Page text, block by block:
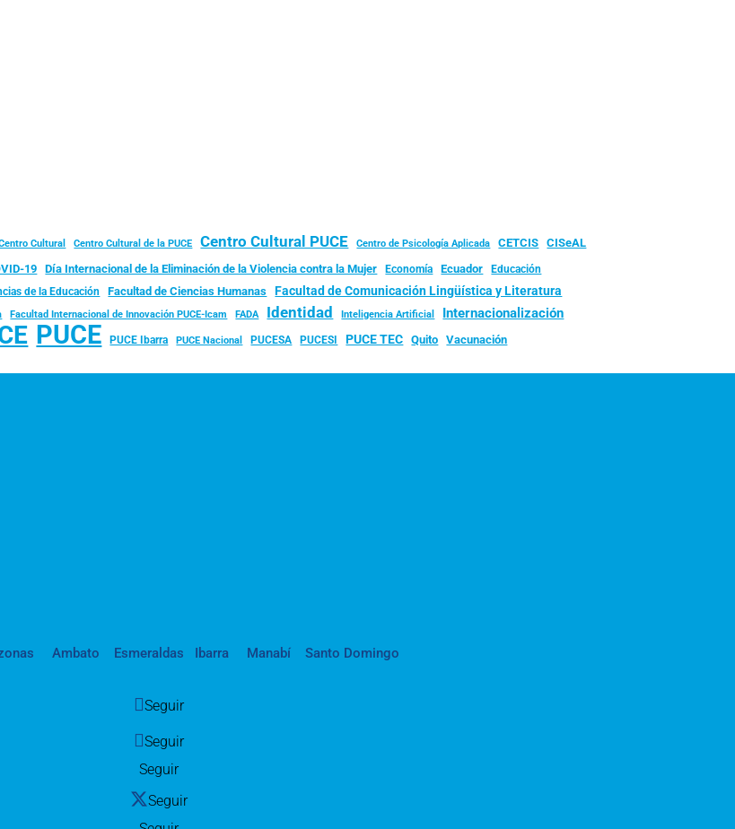
Cultural Centro Cultural de la PUCE Centro Cultural PUCE Centro de Psicología Aplicada CETCIS CISeAL
19 Día Internacional de la Eliminación de la Violencia contra la Mujer Economía Ecuador
Educación
de la Educación Facultad de Ciencias Humanas Facultad de Comunicación Lingüística y Literatura
Facultad Internacional de Innovación PUCE-Icam FADA Identidad Inteligencia Artificial Internacionalización
PUCE PUCE Ibarra PUCE Nacional PUCESA PUCESI PUCE TEC Quito Vacunación
Ambato Esmeraldas Ibarra Manabí Santo Domingo
Seguir
Seguir
Seguir
Seguir